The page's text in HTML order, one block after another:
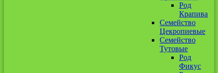
Род
Крапива
Семейство
Цекропиевые
Семейство
Тутовые
Род
Фикус